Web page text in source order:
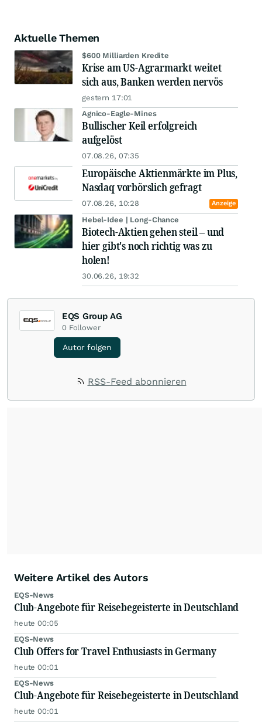
Aktuelle Themen
$600 Milliarden Kredite
Krise am US-Agrarmarkt weitet
sich aus, Banken werden nervös
gestern 17:01
Agnico-Eagle-Mines
Bullischer Keil erfolgreich
aufgelöst
07.08.26, 07:35
Europäische Aktienmärkte im Plus,
Nasdaq vorbörslich gefragt
07.08.26, 10:28 Anzeige
Hebel-Idee | Long-Chance
Biotech-Aktien gehen steil – und
hier gibt's noch richtig was zu
holen!
30.06.26, 19:32
EQS Group AG
0 Follower
Autor folgen
RSS-Feed abonnieren
Weitere Artikel des Autors
EQS-News
Club-Angebote für Reisebegeisterte in Deutschland
heute 00:05
EQS-News
Club Offers for Travel Enthusiasts in Germany
heute 00:01
EQS-News
Club-Angebote für Reisebegeisterte in Deutschland
heute 00:01